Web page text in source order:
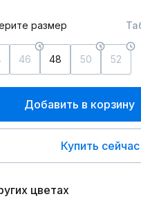
размер
46 48 50 52
Добавить в корзину
Купить сейчас
цветах